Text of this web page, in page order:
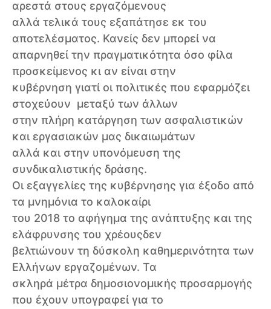
αρεστά στους εργαζόμενους
αλλά τελικά τους εξαπάτησε εκ του
αποτελέσματος. Κανείς δεν μπορεί να
απαρνηθεί την πραγματικότητα όσο φίλα
προσκείμενος κι αν είναι στην
κυβέρνηση γιατί οι πολιτικές που εφαρμόζει
στοχεύουν μεταξύ των άλλων
στην πλήρη κατάργηση των ασφαλιστικών
και εργασιακών μας δικαιωμάτων
αλλά και στην υπονόμευση της
συνδικαλιστικής δράσης.
Οι εξαγγελίες της κυβέρνησης για έξοδο από
τα μνημόνια το καλοκαίρι
του 2018 το αφήγημα της ανάπτυξης και της
ελάφρυνσης του χρέουςδεν
βελτιώνουν τη δύσκολη καθημερινότητα των
Ελλήνων εργαζομένων. Τα
σκληρά μέτρα δημοσιονομικής προσαρμογής
που έχουν υπογραφεί για το